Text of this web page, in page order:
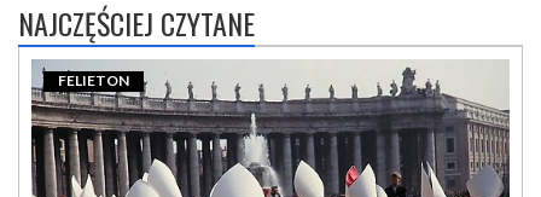
NAJCZĘŚCIEJ CZYTANE
FELIETON